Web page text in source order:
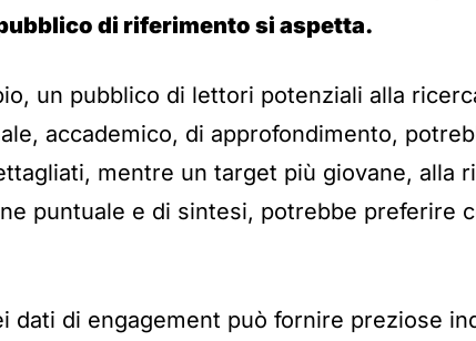
di riferimento si aspetta.
un pubblico di lettori potenziali alla
accademico, di approfondimento,
mentre un target più giovane, alla
puntuale e di sintesi, potrebbe preferire
dati di engagement può fornire preziose